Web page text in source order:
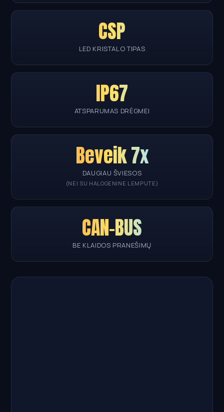
CSP
LED KRISTALO TIPAS
IP67
ATSPARUMAS DRĖGMEI
Beveik 7x
DAUGIAU ŠVIESOS
(NEI SU HALOGENINE LEMPUTE)
CAN-BUS
BE KLAIDOS PRANEŠIMŲ